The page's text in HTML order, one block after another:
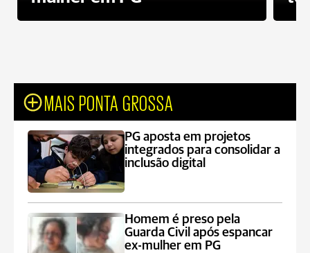
MAIS PONTA GROSSA
PG aposta em projetos
integrados para consolidar a
inclusão digital
Homem é preso pela
Guarda Civil após espancar
ex-mulher em PG